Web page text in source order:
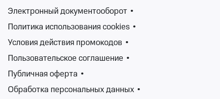
Попробуйте изменить ваш запрос
Изменить фильтры
Электронный документооборот •
Политика использования cookies •
Условия действия промокодов •
Пользовательское соглашение •
Публичная оферта •
Обработка персональных данных •